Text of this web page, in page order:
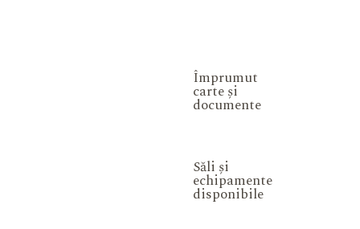
Împrumut
carte și
documente
Săli și
echipamente
disponibile